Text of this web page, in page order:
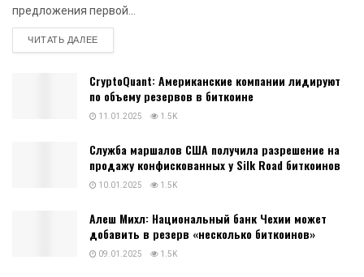
предложения первой...
ЧИТАТЬ ДАЛЕЕDETAILS
CryptoQuant: Американские компании лидируют
по объему резервов в биткоине
11.01.2025 1.5K
Служба маршалов США получила разрешение на
продажу конфискованных у Silk Road биткоинов
10.01.2025 1.5K
Алеш Михл: Национальный банк Чехии может
добавить в резерв «несколько биткоинов»
09.01.2025 1.5K